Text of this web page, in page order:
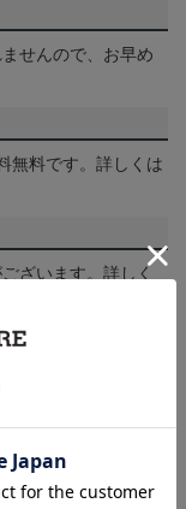
せんので、お早め
無料です。詳しくは
ざいます。詳しく
商品の色と異なっ
ください。